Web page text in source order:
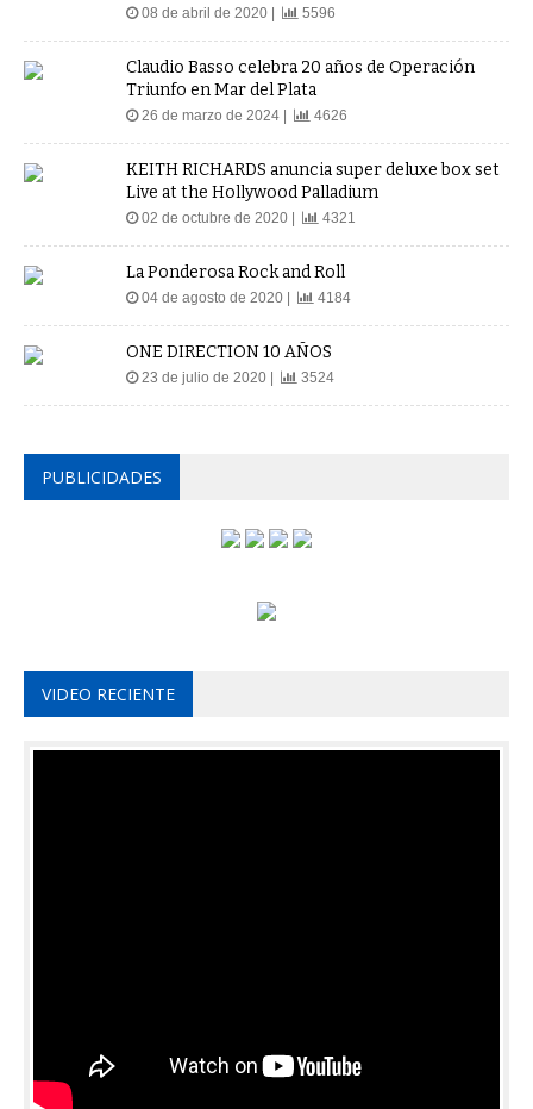
08 de abril de 2020 | 5596
Claudio Basso celebra 20 años de Operación
Triunfo en Mar del Plata
26 de marzo de 2024 | 4626
KEITH RICHARDS anuncia super deluxe box set
Live at the Hollywood Palladium
02 de octubre de 2020 | 4321
La Ponderosa Rock and Roll
04 de agosto de 2020 | 4184
ONE DIRECTION 10 AÑOS
23 de julio de 2020 | 3524
PUBLICIDADES
VIDEO RECIENTE